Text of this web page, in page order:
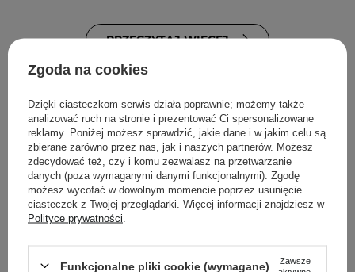
PRZECZYTAJ WIĘCEJ
Zgoda na cookies
Dzięki ciasteczkom serwis działa poprawnie; możemy także
analizować ruch na stronie i prezentować Ci spersonalizowane
reklamy. Poniżej możesz sprawdzić, jakie dane i w jakim celu są
zbierane zarówno przez nas, jak i naszych partnerów. Możesz
zdecydować też, czy i komu zezwalasz na przetwarzanie
danych (poza wymaganymi danymi funkcjonalnymi). Zgodę
możesz wycofać w dowolnym momencie poprzez usunięcie
ciasteczek z Twojej przeglądarki. Więcej informacji znajdziesz w
Polityce prywatności
Funkcjonalne pliki cookie (wymagane)
Zawsze